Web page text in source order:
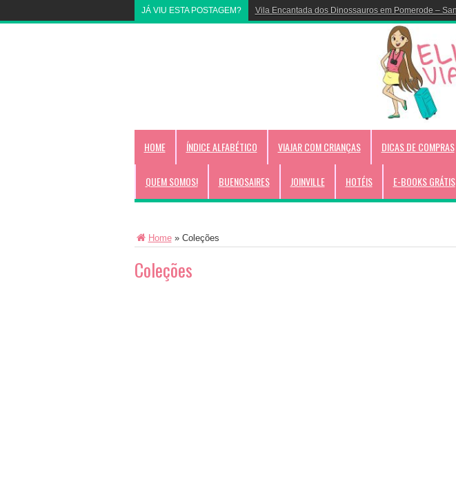
JÁ VIU ESTA POSTAGEM? Livrinho para Colorir do Disney Cruise!
HOME ÍNDICE ALFABÉTICO VIAJAR COM CRIANÇAS DICAS DE COMPRAS
QUEM SOMOS! BUENOSAIRES JOINVILLE HOTÉIS E-BOOKS GRÁTIS
Home» Coleções
Coleções